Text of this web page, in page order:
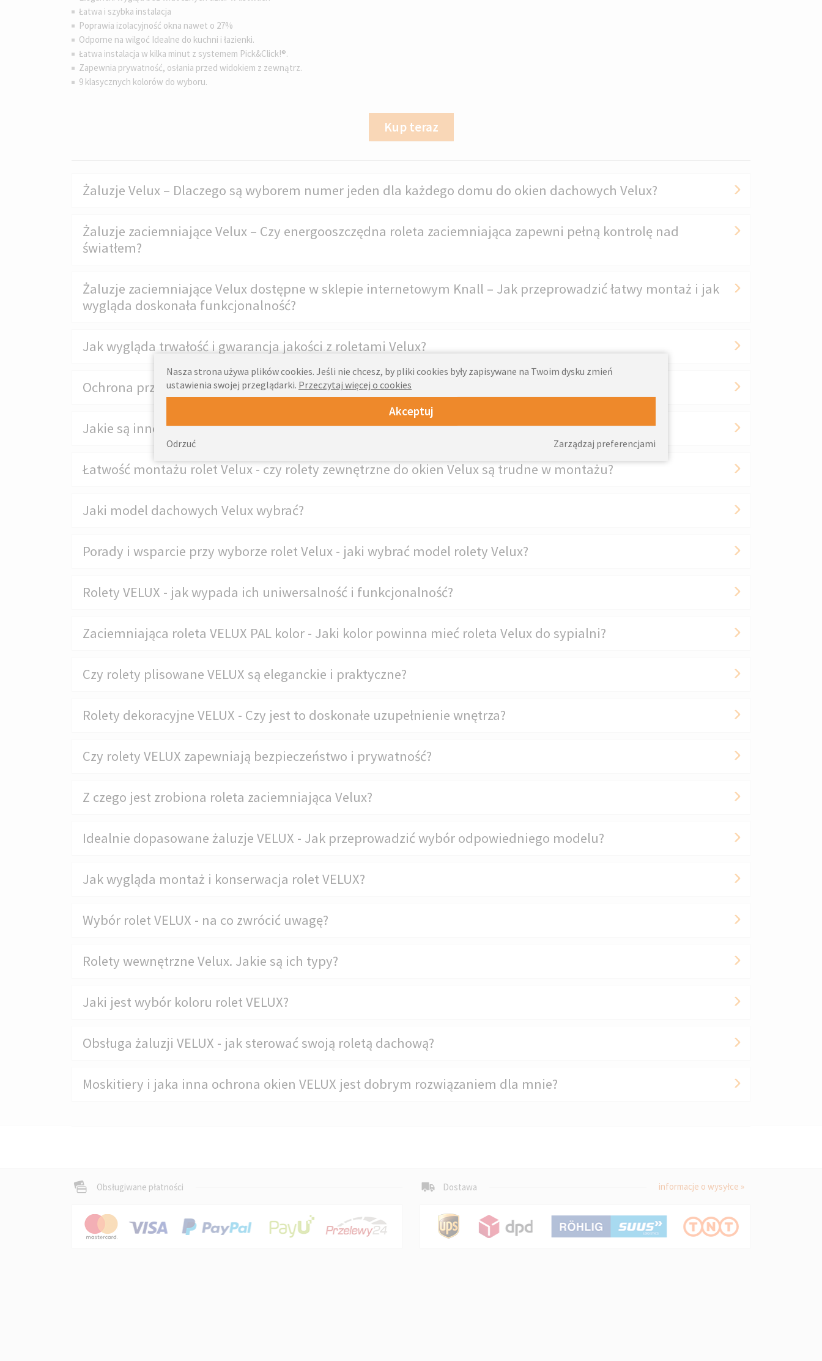
Łatwa i szybka instalacja
Poprawia izolacyjność okna nawet o 27%
Odporne na wilgoć Idealne do kuchni i łazienki.
Łatwa instalacja w kilka minut z systemem Pick&Click!®.
Zapewnia prywatność, osłania przed widokiem z zewnątrz.
9 klasycznych kolorów do wyboru.
Kup teraz
Żaluzje Velux – Dlaczego są wyborem numer jeden dla każdego domu do okien dachowych Velux?
Żaluzje zaciemniające Velux – Czy energooszczędna roleta zaciemniająca zapewni pełną kontrolę nad
światłem?
Żaluzje zaciemniające Velux dostępne w sklepie internetowym Knall – Jak przeprowadzić łatwy montaż i jak
wygląda doskonała funkcjonalność?
Jak wygląda trwałość i gwarancja jakości z roletami Velux?
Ochrona przed słońcem z żaluzjami Velux a jak wypadają markizy Velux?
Jakie są innowacyjne rozwiązania w żaluzjach Velux?
Łatwość montażu rolet Velux - czy rolety zewnętrzne do okien Velux są trudne w montażu?
Jaki model dachowych Velux wybrać?
Porady i wsparcie przy wyborze rolet Velux - jaki wybrać model rolety Velux?
Rolety VELUX - jak wypada ich uniwersalność i funkcjonalność?
Zaciemniająca roleta VELUX PAL kolor - Jaki kolor powinna mieć roleta Velux do sypialni?
Czy rolety plisowane VELUX są eleganckie i praktyczne?
Rolety dekoracyjne VELUX - Czy jest to doskonałe uzupełnienie wnętrza?
Czy rolety VELUX zapewniają bezpieczeństwo i prywatność?
Z czego jest zrobiona roleta zaciemniająca Velux?
Idealnie dopasowane żaluzje VELUX - Jak przeprowadzić wybór odpowiedniego modelu?
Jak wygląda montaż i konserwacja rolet VELUX?
Wybór rolet VELUX - na co zwrócić uwagę?
Rolety wewnętrzne Velux. Jakie są ich typy?
Jaki jest wybór koloru rolet VELUX?
Obsługa żaluzji VELUX - jak sterować swoją roletą dachową?
Moskitiery i jaka inna ochrona okien VELUX jest dobrym rozwiązaniem dla mnie?
Obsługiwane płatności Dostawa informacje o wysyłce »
Nasza strona używa plików cookies. Jeśli nie chcesz, by pliki cookies były zapisywane na Twoim dysku zmień
ustawienia swojej przeglądarki. Przeczytaj więcej o cookies
Akceptuj
Zarządzaj preferencjami
Odrzuć